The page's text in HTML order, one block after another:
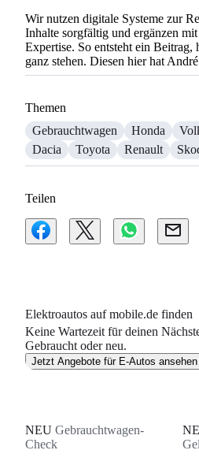
Wir nutzen digitale Systeme zur
Inhalte sorgfältig und ergänzen
Expertise. So entsteht ein
ganz stehen. Diesen hier hat
Themen
Gebrauchtwagen
Honda
Dacia
Toyota Renault
Teilen
Elektroautos auf mobile.de finden
Keine Wartezeit fūr deinen
Gebraucht oder neu.
Jetzt Angebote für E-Autos ansehen
NEU Gebrauchtwagen-
Check